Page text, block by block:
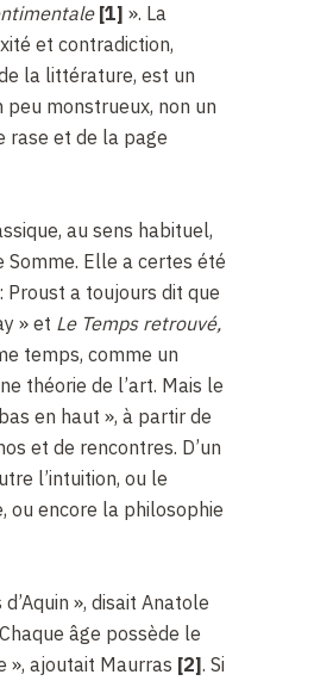
[1] ». La
et contradiction,
la littérature, est un
monstrueux, non un
rase et de la page
au sens habituel,
Elle a certes été
Proust a toujours dit que
» et Le Temps retrouvé,
temps, comme un
théorie de l’art. Mais le
en haut », à partir de
et de rencontres. D’un
l’intuition, ou le
ou encore la philosophie
», disait Anatole
âge possède le
», ajoutait Maurras [2]. Si